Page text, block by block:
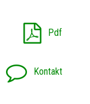
Pdf
Kontakt